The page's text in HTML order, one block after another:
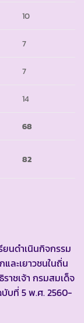
10
7
7
14
68
82
นดำเนินกิจกรรม
ละเยาวชนในถิ่น
าชเจ้า กรมสมเด็จ
บที่ 5 พ.ศ. 2560-